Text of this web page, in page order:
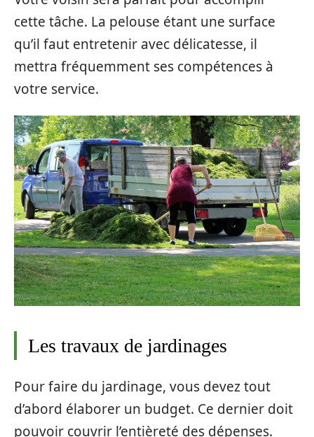
cette tâche. La pelouse étant une surface
qu’il faut entretenir avec délicatesse, il
mettra fréquemment ses compétences à
votre service.
Les travaux de jardinages
Pour faire du jardinage, vous devez tout
d’abord élaborer un budget. Ce dernier doit
pouvoir couvrir l’entièreté des dépenses.